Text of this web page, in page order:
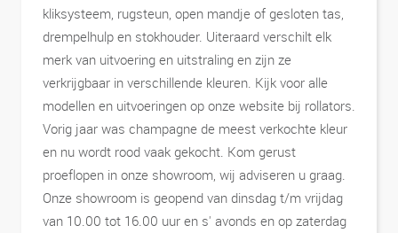
kliksysteem, rugsteun, open mandje of gesloten tas,
drempelhulp en stokhouder. Uiteraard verschilt elk
merk van uitvoering en uitstraling en zijn ze
verkrijgbaar in verschillende kleuren. Kijk voor alle
modellen en uitvoeringen op onze website bij rollators.
Vorig jaar was champagne de meest verkochte kleur
en nu wordt rood vaak gekocht. Kom gerust
proeflopen in onze showroom, wij adviseren u graag.
Onze showroom is geopend van dinsdag t/m vrijdag
van 10.00 tot 16.00 uur en s' avonds en op zaterdag